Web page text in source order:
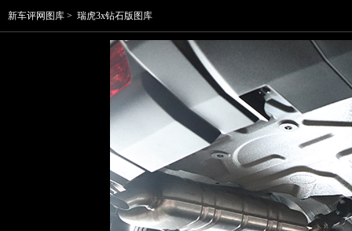
新车评网图库 > 瑞虎3x钻石版图库